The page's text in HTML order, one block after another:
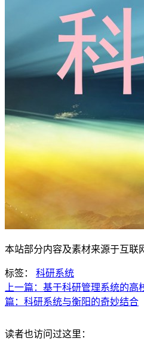
本站部分内容及素材来源于互联
标签： 科研系统
上一篇：基于科研管理系统的
篇：科研系统与衡阳的奇妙结合
读者也访问过这里：